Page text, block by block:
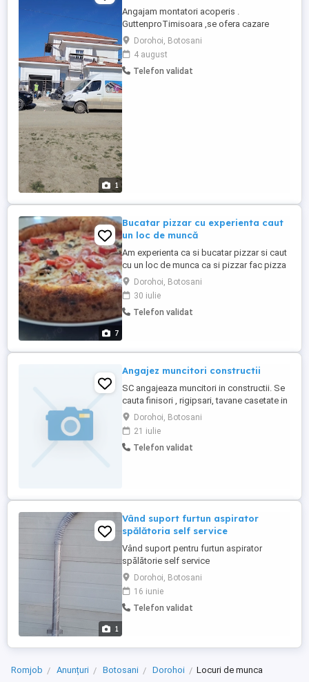
1
Angajam montatori acoperis .
GuttenproTimisoara ,se ofera cazare
,obligatoriu contract,o masa pe zi ,salar
intre 1000 si 1800 euro in functie de
experienta si abilitati .Cerinte: Sa nu ai
frica de inaltime ,carnet cat B.Detal la
Dorohoi, Botosani
4 august
Telefon validat
7
Bucatar pizzar cu experienta caut
un loc de muncă
Am experienta ca si bucatar pizzar si caut
cu un loc de munca ca si pizzar fac pizza
pe vatra de la faina la farfurie și ca și
bucatar ciorbe,sarmale,grătare,Paste
,desertiri,pâine orice nu beau si nu fumez
Dorohoi, Botosani
30 iulie
Telefon validat
Angajez muncitori constructii
SC angajeaza muncitori in constructii. Se
cauta finisori , rigipsari, tavane casetate in
special pentru amenajari interioare!
Dorohoi, Botosani
21 iulie
Telefon validat
1
Vând suport furtun aspirator
spălătoria self service
Vând suport pentru furtun aspirator
spălătorie self service
Dorohoi, Botosani
16 iunie
Telefon validat
Romjob Anunțuri Botosani Dorohoi Locuri de munca